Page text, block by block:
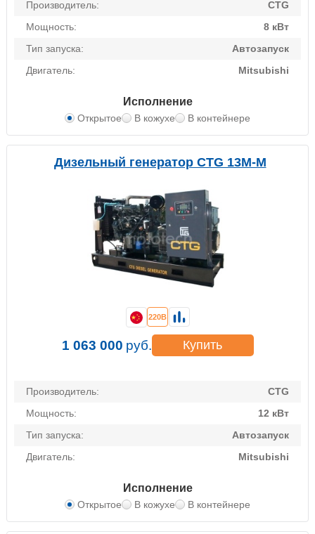
Производитель:
CTG
Мощность:
8 кВт
Тип запуска:
Автозапуск
Двигатель:
Mitsubishi
Исполнение
Открытое В кожухе В контейнере
Дизельный генератор CTG 13M-M
Производитель:
CTG
Мощность:
12 кВт
Тип запуска:
Автозапуск
Двигатель:
Mitsubishi
Исполнение
Открытое В кожухе В контейнере
220В
1 063 000 руб. Купить